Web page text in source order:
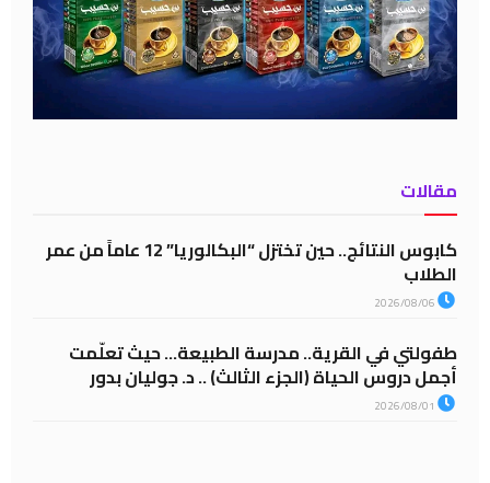
مقالات
كابوس النتائج.. حين تختزل “البكالوريا” 12 عاماً من عمر
الطلاب
طفولتي في القرية.. مدرسة الطبيعة… حيث تعلّمت
أجمل دروس الحياة (الجزء الثالث) .. د. جوليان بدور